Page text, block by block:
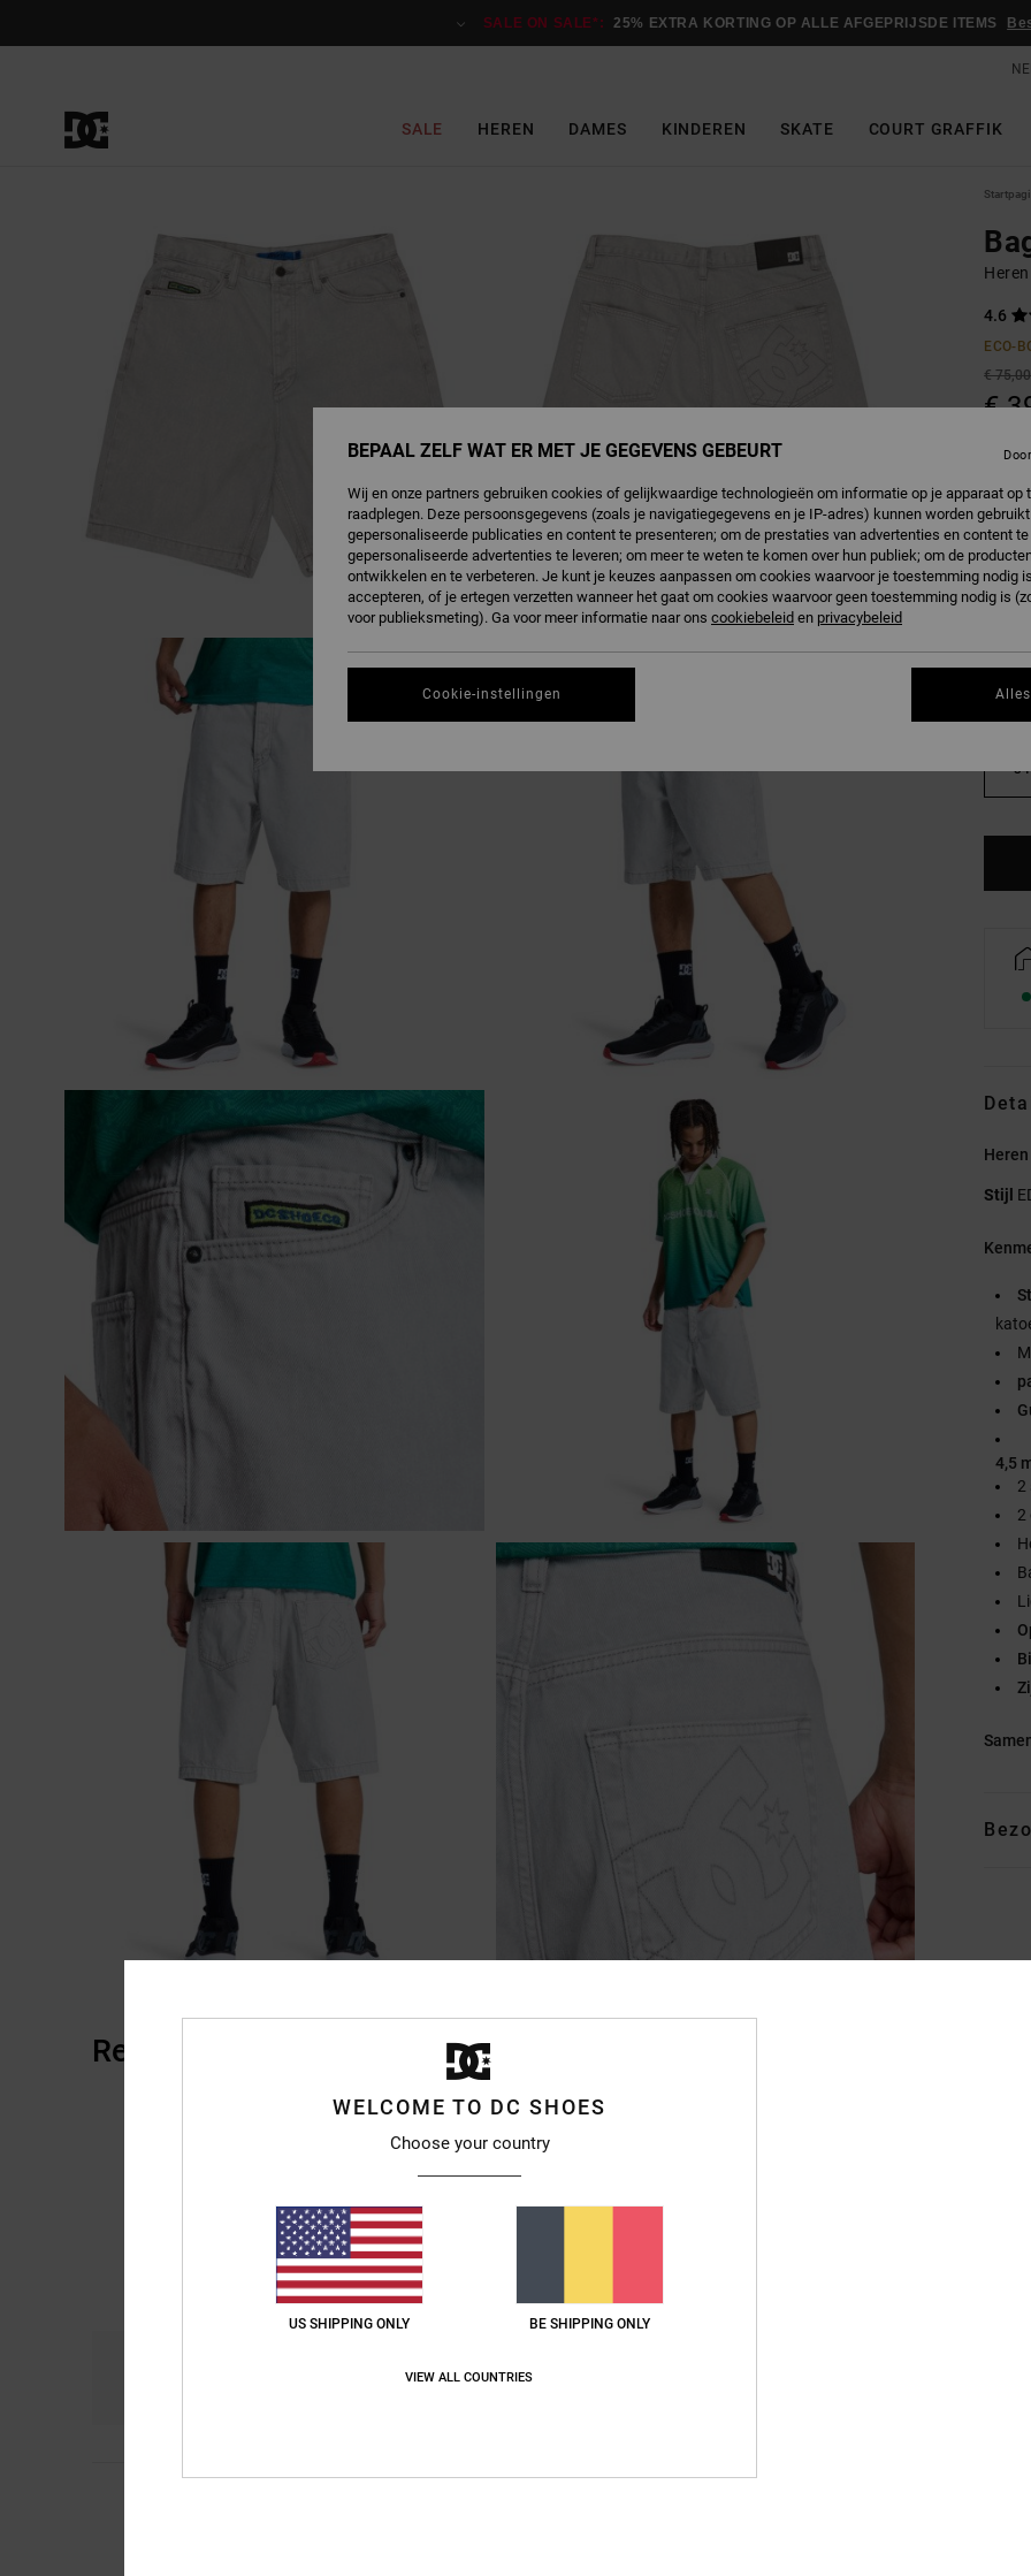
SALE ON SALE*: 25% EXTRA KORTING OP ALLE AFGEPRIJSDE ITEMS
SALE HEREN DAMES KINDEREN SKATE COURT GRAFFIK
4.6
ECO-
€ 75,00
€
Kleur
34
Stijl
4,5
2
2
Reviews van klanten
WELCOME TO DC SHOES
Choose your country
US SHIPPING ONLY BE SHIPPING ONLY
VIEW ALL COUNTRIES
BEPAAL ZELF WAT ER MET JE GEGEVENS GEBEURT
Wij en onze partners gebruiken cookies of gelijkwaardige technologieën om informatie op je apparaat op
raadplegen. Deze persoonsgegevens (zoals je navigatiegegevens en je IP-adres) kunnen worden
gepersonaliseerde publicaties en content te presenteren; om de prestaties van advertenties en content
gepersonaliseerde advertenties te leveren; om meer te weten te komen over hun publiek; om de
ontwikkelen en te verbeteren. Je kunt je keuzes aanpassen om cookies waarvoor je toestemming nodig
accepteren, of je ertegen verzetten wanneer het gaat om cookies waarvoor geen toestemming nodig is
voor publieksmeting). Ga voor meer informatie naar ons cookiebeleid en privacybeleid
Cookie-instellingen